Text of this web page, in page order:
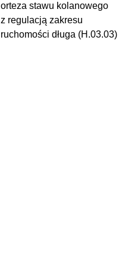
orteza stawu kolanowego
z regulacją zakresu
ruchomości długa (H.03.03)